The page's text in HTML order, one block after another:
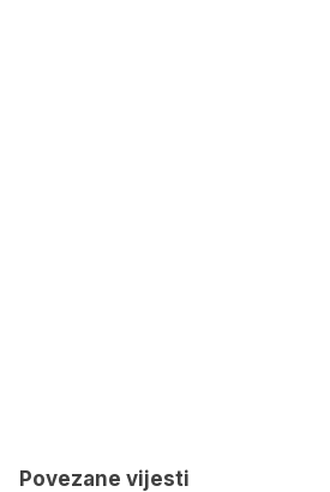
Povezane vijesti